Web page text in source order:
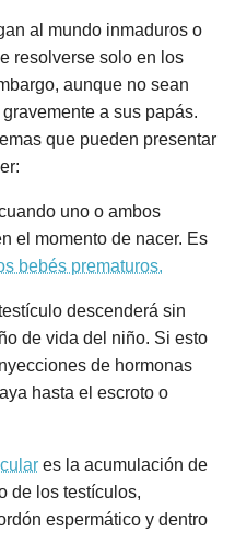
al mundo inmaduros o
resolverse solo en los
aunque no sean
a sus papás.
que pueden presentar
uno o ambos
el momento de nacer. Es
bebés prematuros.
descenderá sin
de vida del niño. Si esto
de hormonas
hasta el escroto o
es la acumulación de
de los testículos,
espermático y dentro